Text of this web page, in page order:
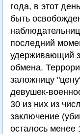
года, в этот
быть
последний
удерживающий
обмена.
заложницу
девушек-
30 из них из
заключение
осталось менее